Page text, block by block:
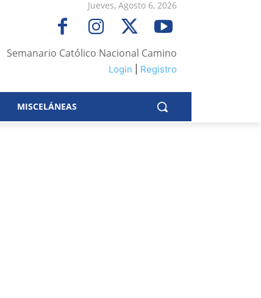
Jueves, Agosto 6, 2026
Semanario Católico Nacional Camino
Login Registro
MISCELÁNEAS